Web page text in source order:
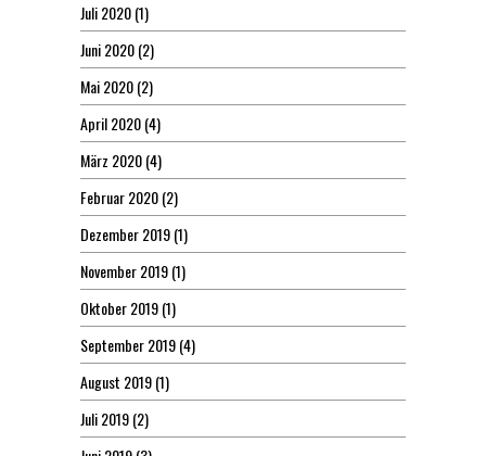
Juli 2020(1)
Juni 2020(2)
Mai 2020(2)
April 2020(4)
März 2020(4)
Februar 2020(2)
Dezember 2019(1)
November 2019(1)
Oktober 2019(1)
September 2019(4)
August 2019(1)
Juli 2019(2)